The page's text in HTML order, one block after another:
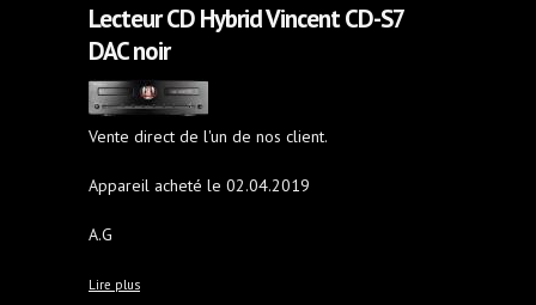
Lecteur CD Hybrid Vincent CD-S7
DAC noir
Vente direct de l'un de nos client.
Appareil acheté le 02.04.2019
A.G
Lire plus